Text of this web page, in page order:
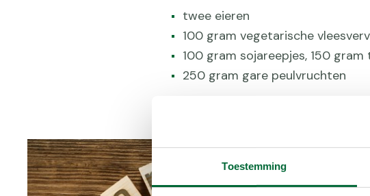
Toestemming
twee eieren
100 gram vegetarische
100 gram sojareepjes, 150
250 gram gare peulvruchten